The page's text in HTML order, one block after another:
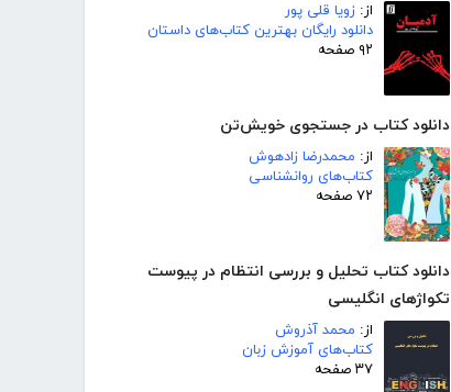
از: زویا قلی پور
دانلود رایگان بهترین کتاب‌های داستان
۹۲ صفحه
دانلود کتاب در جستجوی خویش‌تن
از: محمدرضا زادهوش
کتاب‌های روانشناسی
۷۲ صفحه
دانلود کتاب تحلیل و بررسی انتظام در پیوست
تکواژهای انگلیسی
از: محمد آذروش
کتاب‌های آموزش زبان
۳۷ صفحه